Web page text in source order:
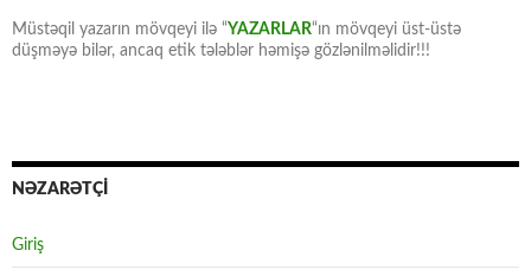
Müstəqil yazarın mövqeyi ilə “YAZARLAR“ın mövqeyi üst-üstə
düşməyə bilər, ancaq etik tələblər həmişə gözlənilməlidir!!!
NƏZARƏTÇİ
Giriş